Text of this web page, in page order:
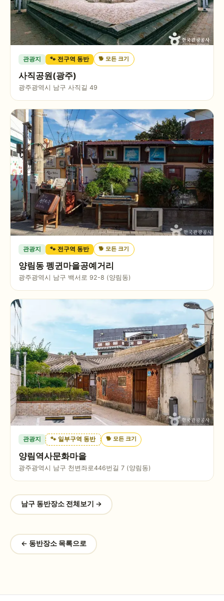
관광지 🐾 전구역 동반 🐕 모든 크기
사직공원(광주)
광주광역시 남구 사직길 49
관광지 🐾 전구역 동반 🐕모든 크기
양림동 펭귄마을공예거리
광주광역시 남구 백서로 92-8 (양림동)
관광지 🐾 일부구역 동반 🐕 모든 크기
양림역사문화마을
광주광역시 남구 천변좌로446번길 7 (양림동)
남구동반장소 전체보기 →
← 동반장소 목록으로